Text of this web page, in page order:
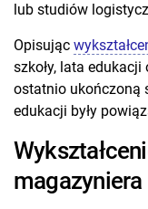
lub studiów
Opisując
szkoły, lata
ostatnio ukończoną
edukacji były
magazyniera